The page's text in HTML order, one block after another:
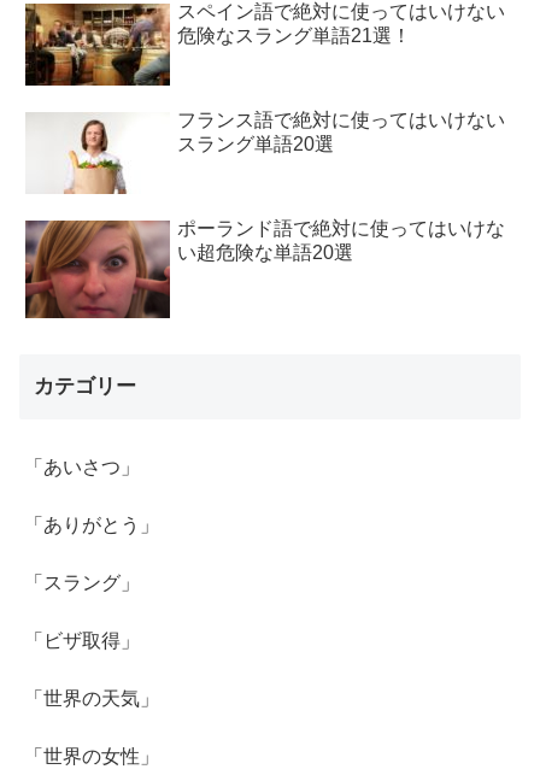
スペイン語で絶対に使ってはいけない
危険なスラング単語21選！
フランス語で絶対に使ってはいけない
スラング単語20選
ポーランド語で絶対に使ってはいけな
い超危険な単語20選
カテゴリー
「あいさつ」
「ありがとう」
「スラング」
「ビザ取得」
「世界の天気」
「世界の女性」